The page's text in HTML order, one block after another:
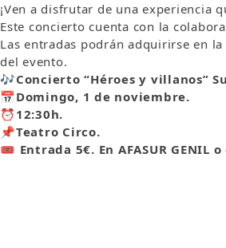
¡Ven a disfrutar de una experiencia
Este concierto cuenta con la
Las entradas podrán adquirirse en
del evento.
🎶Concierto “Héroes y villanos”
📅Domingo, 1 de noviembre.
⏰ 12:30h.
📌Teatro Circo.
🎟 Entrada 5€. En AFASUR